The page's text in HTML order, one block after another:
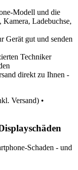
Modell und die
Ladebuchse,
Gerät gut und senden
Techniker
direkt zu Ihnen -
Versand) •
Schaden - und